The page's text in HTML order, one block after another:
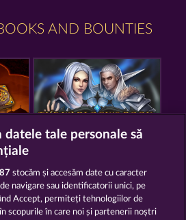
AND BOUNTIES
THE WARLOCKS BOOK
datele tale personale să
stocăm și accesăm date cu caracter
navigare sau identificatorii unici, pe
Accept, permiteți tehnologiilor de
scopurile în care noi și partenerii noștri